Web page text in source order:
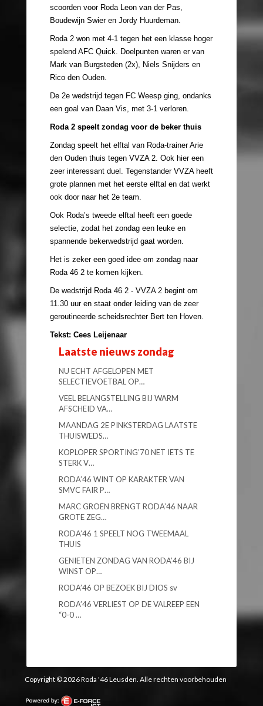
scoorden voor Roda Leon van der Pas,
Boudewijn Swier en Jordy Huurdeman.
Roda 2 won met 4-1 tegen het een klasse hoger
spelend AFC Quick. Doelpunten waren er van
Mark van Burgsteden (2x), Niels Snijders en
Rico den Ouden.
De 2e wedstrijd tegen FC Weesp ging, ondanks
een goal van Daan Vis, met 3-1 verloren.
Roda 2 speelt zondag voor de beker thuis
Zondag speelt het elftal van Roda-trainer Arie
den Ouden thuis tegen VVZA 2. Ook hier een
zeer interessant duel. Tegenstander VVZA heeft
grote plannen met het eerste elftal en dat werkt
ook door naar het 2e team.
Ook Roda’s tweede elftal heeft een goede
selectie, zodat het zondag een leuke en
spannende bekerwedstrijd gaat worden.
Het is zeker een goed idee om zondag naar
Roda 46 2 te komen kijken.
De wedstrijd Roda 46 2 - VVZA 2 begint om
11.30 uur en staat onder leiding van de zeer
geroutineerde scheidsrechter Bert ten Hoven.
Tekst: Cees Leijenaar
Laatste nieuws zondag
NU ECHT AFGELOPEN MET
SELECTIEVOETBAL OP…
VEEL BELANGSTELLING BIJ WARM
AFSCHEID VA…
MAANDAG 2E PINKSTERDAG LAATSTE
THUISWEDS…
KOPLOPER SPORTING’70 NET IETS TE
STERK V…
RODA’46 WINT OP KARAKTER VAN
SMVC FAIR P…
MARC GROEN BRENGT RODA’46 NAAR
GROTE ZEG…
RODA’46 1 SPEELT NOG TWEEMAAL
THUIS
GENIETEN ZONDAG VAN RODA’46 BIJ
WINST OP…
RODA’46 OP BEZOEK BIJ DIOS sv
RODA’46 VERLIEST OP DE VALREEP EEN
“0-0 …
Copyright © 2026 Roda '46 Leusden. Alle rechten voorbehouden